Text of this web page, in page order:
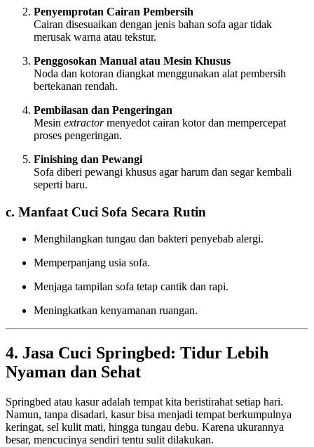
Penyemprotan Cairan Pembersih
Cairan disesuaikan dengan jenis bahan sofa agar tidak
merusak warna atau tekstur.
Penggosokan Manual atau Mesin Khusus
Noda dan kotoran diangkat menggunakan alat pembersih
bertekanan rendah.
Pembilasan dan Pengeringan
Mesin extractormenyedot cairan kotor dan mempercepat
proses pengeringan.
Finishing dan Pewangi
Sofa diberi pewangi khusus agar harum dan segar kembali
seperti baru.
c. Manfaat Cuci Sofa Secara Rutin
Menghilangkan tungau dan bakteri penyebab alergi.
Memperpanjang usia sofa.
Menjaga tampilan sofa tetap cantik dan rapi.
Meningkatkan kenyamanan ruangan.
4. Jasa Cuci Springbed: Tidur Lebih
Nyaman dan Sehat
Springbed atau kasur adalah tempat kita beristirahat setiap hari.
Namun, tanpa disadari, kasur bisa menjadi tempat berkumpulnya
keringat, sel kulit mati, hingga tungau debu. Karena ukurannya
besar, mencucinya sendiri tentu sulit dilakukan.